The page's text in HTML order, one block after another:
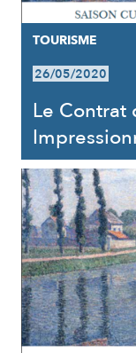
TOURISME
26/05/2020
Le Contrat